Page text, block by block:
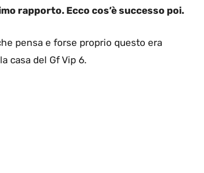
rapporto. Ecco cos’è successo poi.
pensa e forse proprio questo era
casa del Gf Vip 6.